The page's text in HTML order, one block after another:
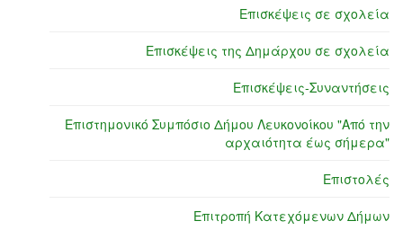
Επισκέψεις σε σχολεία
Επισκέψεις της Δημάρχου σε σχολεία
Επισκέψεις-Συναντήσεις
Επιστημονικό Συμπόσιο Δήμου Λευκονοίκου "Από την
αρχαιότητα έως σήμερα"
Επιστολές
Επιτροπή Κατεχόμενων Δήμων